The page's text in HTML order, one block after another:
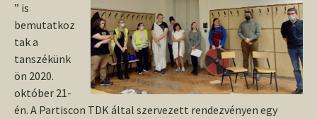
” is
bemutatkoz
tak a
tanszékünk
ön 2020.
október 21-
én. A Partiscon TDK által szervezett rendezvényen egy